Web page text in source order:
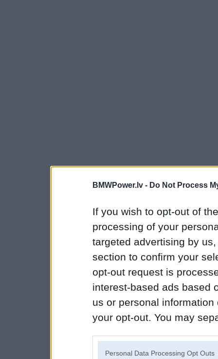
BMWPower.lv - Do Not Process
If you wish to opt-out of
processing of your
targeted advertising by
section to confirm your
opt-out request is
interest-based ads based
us or personal
your opt-out. You may
Personal Data Processing Opt Outs